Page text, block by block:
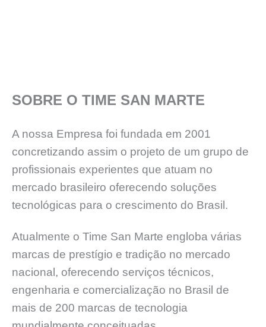
SOBRE O TIME SAN MARTE
A nossa Empresa foi fundada em 2001
concretizando assim o projeto de um grupo de
profissionais experientes que atuam no
mercado brasileiro oferecendo soluções
tecnológicas para o crescimento do Brasil.
Atualmente o Time San Marte engloba várias
marcas de prestígio e tradição no mercado
nacional, oferecendo serviços técnicos,
engenharia e comercialização no Brasil de
mais de 200 marcas de tecnologia